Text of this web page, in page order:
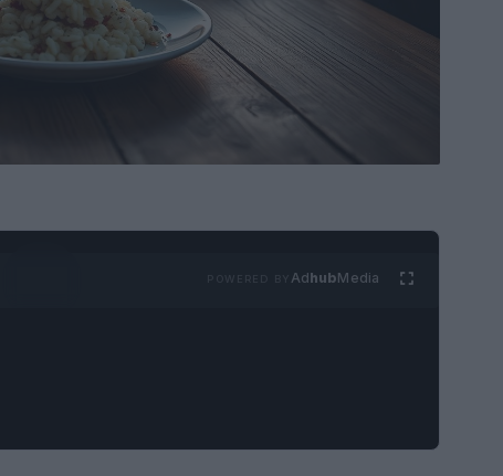
AdhubMedia